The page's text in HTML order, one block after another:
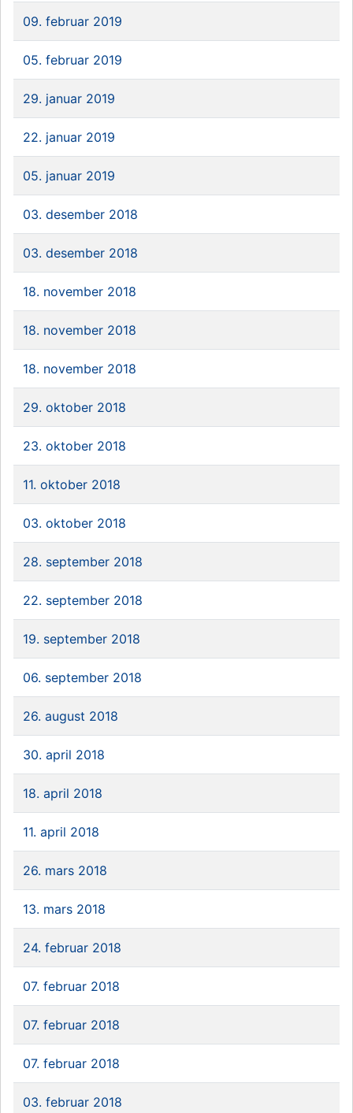
09. februar 2019
05. februar 2019
29. januar 2019
22. januar 2019
05. januar 2019
03. desember 2018
03. desember 2018
18. november 2018
18. november 2018
18. november 2018
29. oktober 2018
23. oktober 2018
11. oktober 2018
03. oktober 2018
28. september 2018
22. september 2018
19. september 2018
06. september 2018
26. august 2018
30. april 2018
18. april 2018
11. april 2018
26. mars 2018
13. mars 2018
24. februar 2018
07. februar 2018
07. februar 2018
07. februar 2018
03. februar 2018